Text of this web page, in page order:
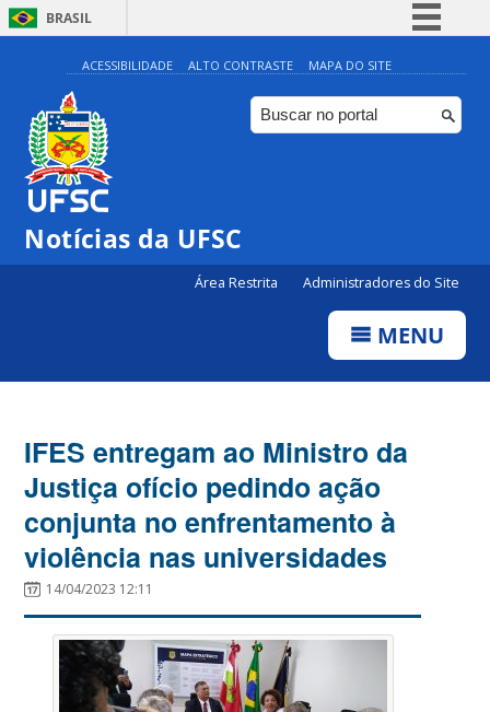
BRASIL
Simplifique!
Comunica BR
Participe
ACESSIBILIDADE ALTO CONTRASTE MAPA DO SITE
Notícias da UFSC
Área Restrita Administradores do Site
MENU
IFES entregam ao Ministro da
Justiça ofício pedindo ação
conjunta no enfrentamento à
violência nas universidades
14/04/2023 12:11